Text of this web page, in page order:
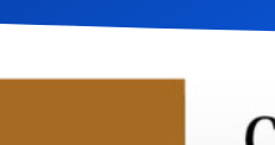
Klicks